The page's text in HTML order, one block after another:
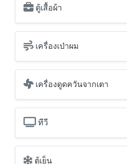
ตู้เสื้อผ้า
เครื่องเป่าผม
เครื่องดูดควันจากเตา
ทีวี
ตู้เย็น